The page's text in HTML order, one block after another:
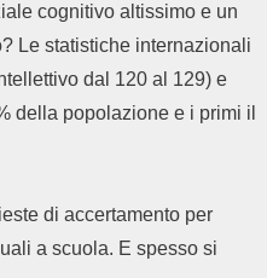
cognitivo altissimo e un
Le statistiche internazionali
dal 120 al 129) e
della popolazione e i primi il
di accertamento per
a scuola. E spesso si